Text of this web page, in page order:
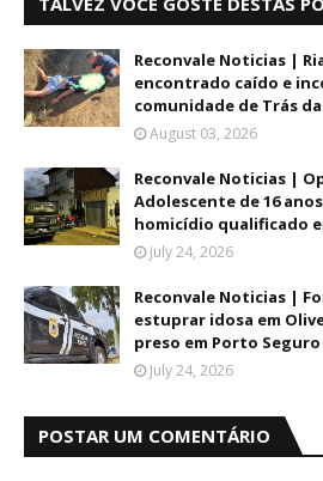
Reconvale Noticias |
encontrado caído e
comunidade de Trás da
August 03, 2026
Reconvale Noticias |
Adolescente de 16
homicídio qualificado
July 24, 2026
Reconvale Noticias |
estuprar idosa em
preso em Porto Seguro
July 24, 2026
POSTAR UM COMENTÁRIO